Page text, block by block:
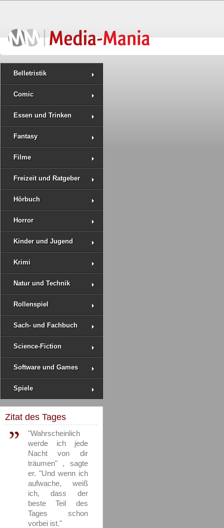
Belletristik
Comic
Essen und Trinken
Fantasy
Filme
Freizeit und Ratgeber
Hörbuch
Horror
Kinder und Jugend
Krimi
Natur und Technik
Rollenspiel
Sach- und Fachbuch
Science-Fiction
Software und Games
Spiele
Zitat des Tages
"Wahrscheinlich
werde ich jede
Nacht von dir
träumen" , sagte
er. "Und wenn ich
aufwache, weiß
ich, dass der
beste Teil des
Tages schon
vorbei ist."